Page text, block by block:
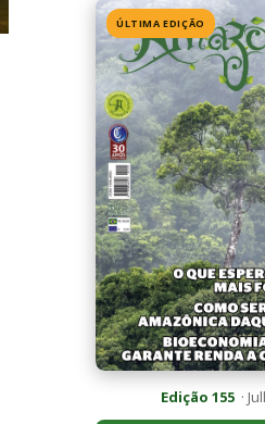
ÚLTIMA EDIÇÃO
Edição 155·